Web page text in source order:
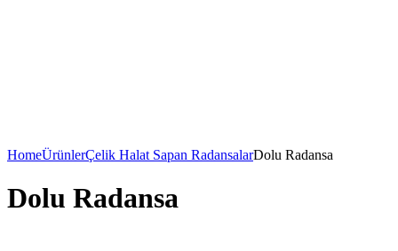
HomeÜrünlerÇelik Halat Sapan RadansalarDolu Radansa
Dolu Radansa